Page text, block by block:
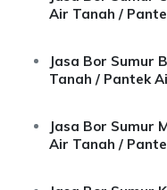
Air Tanah /
Jasa Bor Sumur
Tanah / Pantek
Jasa Bor Sumur
Air Tanah /